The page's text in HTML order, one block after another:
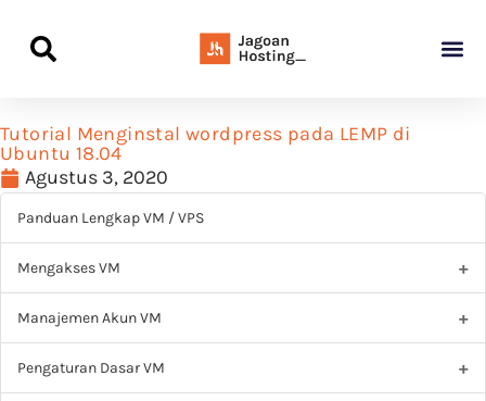
Tutorial Menginstal wordpress pada LEMP di
Ubuntu 18.04
Agustus 3, 2020
Panduan Lengkap VM / VPS
Mengakses VM
Manajemen Akun VM
Pengaturan Dasar VM